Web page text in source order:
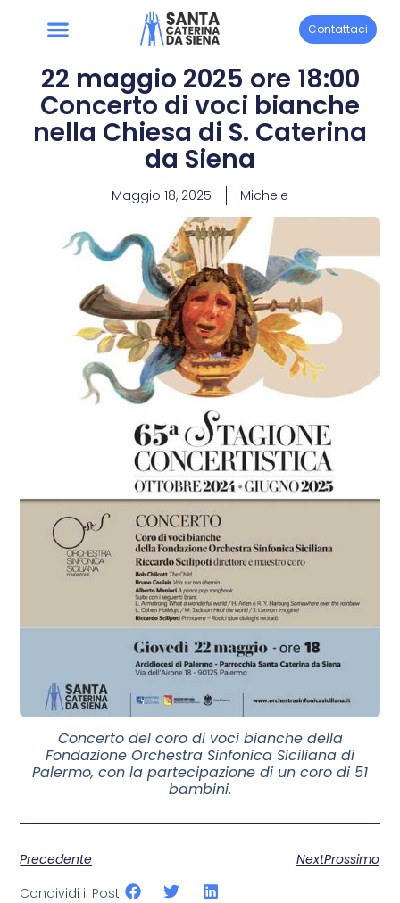
Contattaci
22 maggio 2025 ore 18:00
Concerto di voci bianche
nella Chiesa di S. Caterina
da Siena
Maggio 18, 2025 Michele
Concerto del coro di voci bianche della
Fondazione Orchestra Sinfonica Siciliana di
Palermo, con la partecipazione di un coro di 51
bambini.
Precedente
NextProssimo
Condividi il Post: